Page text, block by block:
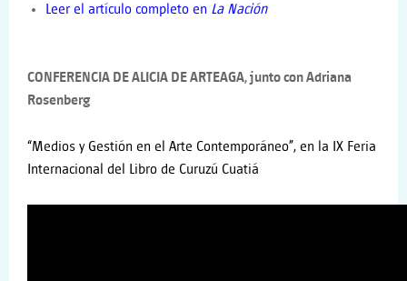
Leer el artículo completo en La Nación
CONFERENCIA DE ALICIA DE ARTEAGA, junto con Adriana
Rosenberg
“Medios y Gestión en el Arte Contemporáneo”, en la IX Feria
Internacional del Libro de Curuzú Cuatiá